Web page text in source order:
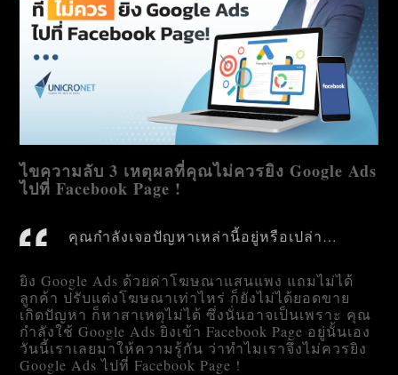
ไขความลับ 3 เหตุผลที่คุณไม่ควรยิง Google Ads
ไปที่ Facebook Page !
คุณกำลังเจอปัญหาเหล่านี้อยู่หรือเปล่า…
ยิง Google Ads ด้วยค่าโฆษณาแสนแพง แถมไม่ได้
ลูกค้า ปรับแต่งโฆษณาเท่าไหร่ ก็ยังไม่ได้ยอดขาย
เกิดปัญหา ก็หาสาเหตุไม่ได้ ซึ่งนั่นอาจเป็นเพราะ คุณ
กำลังใช้ Google Ads ยิงเข้า Facebook Page อยู่นั้นเอง
วันนี้เราเลยมาให้ความรู้กัน ว่าทำไมเราจึงไม่ควรยิง
Google Ads ไปที่ Facebook Page !